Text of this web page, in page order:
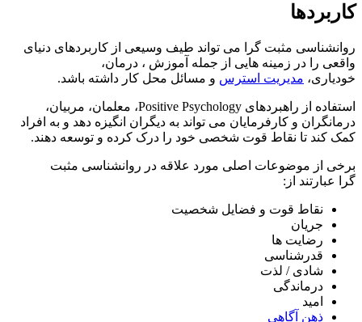
کاربردها
روانشناسی مثبت گرا می تواند طیف وسیعی از کاربردهای دنیای
واقعی را در زمینه هایی از جمله آموزش ، درمان،
خودیاری، مدیریت استرس و مسائل محل کار داشته باشد.
استفاده از راهبردهای Positive Psychology، معلمان، مربیان،
درمانگران و کارفرمایان می تواند به دیگران انگیزه دهد و به افراد
کمک کند تا نقاط قوت شخصی خود را درک کرده و توسعه دهند.
برخی از موضوعات اصلی مورد علاقه در روانشناسی مثبت
گرا عبارتند از:
نقاط قوت و فضایل شخصیت
جریان
رضایت ها
قدرشناسی
شادی / لذت
درماندگی
امید
ذهن آگاهی